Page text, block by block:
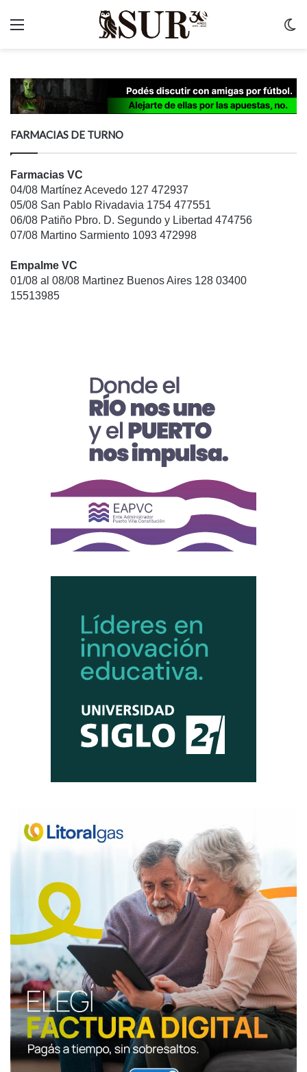
FARMACIAS DE TURNO
Farmacias VC
04/08 Martínez Acevedo 127 472937
05/08 San Pablo Rivadavia 1754 477551
06/08 Patiño Pbro. D. Segundo y Libertad 474756
07/08 Martino Sarmiento 1093 472998
Empalme VC
01/08 al 08/08 Martinez Buenos Aires 128 03400
15513985